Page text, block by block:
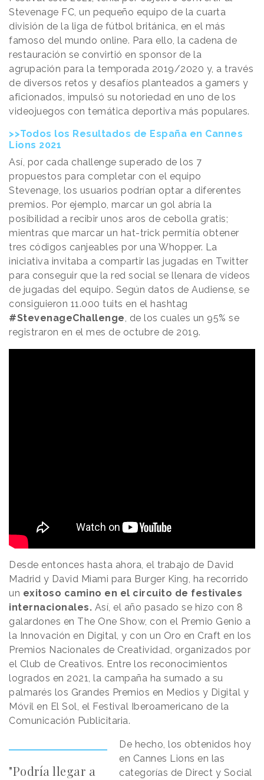
Stevenage FC, un pequeño equipo de la cuarta
división de la liga de fútbol británica, en el más
famoso del mundo online. Para ello, la cadena de
restauración se convirtió en sponsor de la
agrupación para la temporada 2019/2020 y, a través
de diversos retos y desafíos planteados a gamers y
aficionados, impulsó su notoriedad en uno de los
videojuegos con temática deportiva más populares.
>>Todos los Resultados de España en Cannes
Lions 2021
Así, por cada challenge superado de los 7
propuestos para completar con el equipo
Stevenage, los usuarios podrían optar a diferentes
premios. Por ejemplo, marcar un gol abría la
posibilidad a recibir unos aros de cebolla gratis;
mientras que marcar un hat-trick permitía obtener
tres códigos canjeables por una Whopper. La
iniciativa invitaba a compartir las jugadas en Twitter
para conseguir que la red social se llenara de vídeos
de jugadas del equipo. Según datos de Audiense, se
consiguieron 11.000 tuits en el hashtag
#StevenageChallenge, de los cuales un 95% se
registraron en el mes de octubre de 2019.
Desde entonces hasta ahora, el trabajo de David
Madrid y David Miami para Burger King, ha recorrido
un exitoso camino en el circuito de festivales
internacionales. Así, el año pasado se hizo con 8
galardones en The One Show, con el Premio Genio a
la Innovación en Digital, y con un Oro en Craft en los
Premios Nacionales de Creatividad, organizados por
el Club de Creativos. Entre los reconocimientos
logrados en 2021, la campaña ha sumado a su
palmarés los Grandes Premios en Medios y Digital y
Móvil en El Sol, el Festival Iberoamericano de la
Comunicación Publicitaria.
"Podría llegar a
De hecho, los obtenidos hoy
en Cannes Lions en las
categorías de Direct y Social